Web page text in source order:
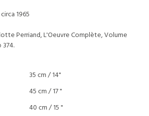
1965
Perriand, L'Oeuvre Complète, Volume
374.
35 cm / 14"
45 cm / 17 "
40 cm / 15 "